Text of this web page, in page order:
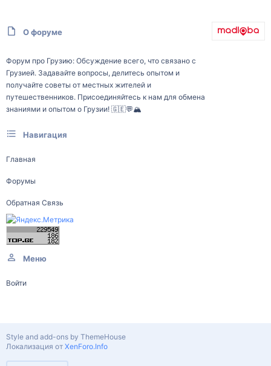
О форуме
Форум про Грузию: Обсуждение всего, что связано с
Грузией. Задавайте вопросы, делитесь опытом и
получайте советы от местных жителей и
путешественников. Присоединяйтесь к нам для обмена
знаниями и опытом о Грузии! 🇬🇪💬🏔️
Навигация
Главная
Форумы
Обратная Связь
Меню
Войти
Style and add-ons by ThemeHouse
Локализация от XenForo.Info